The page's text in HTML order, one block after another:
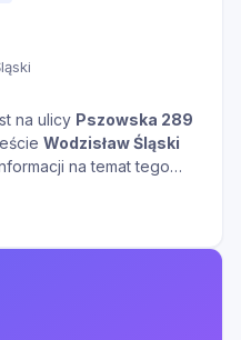
na ulicy Pszowska 289
Wodzisław Śląski
na temat tego